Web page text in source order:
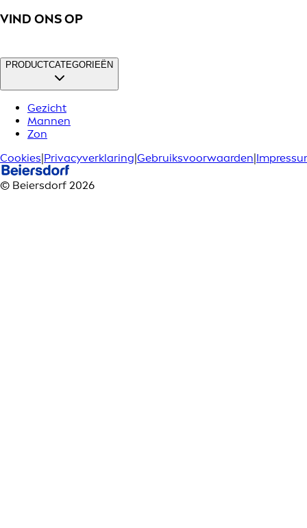
VIND ONS OP
PRODUCTCATEGORIEËN
Gezicht
Mannen
Zon
Cookies|Privacyverklaring|Gebruiksvoorwaarden|
© Beiersdorf 2026